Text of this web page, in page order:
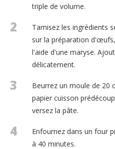
triple de volume.
2
Tamisez les ingrédients
sur la préparation
l'aide d'une maryse.
délicatement.
3
Beurrez un moule de 20
papier cuisson
versez la pâte.
4
Enfournez dans un four
à 40 minutes.